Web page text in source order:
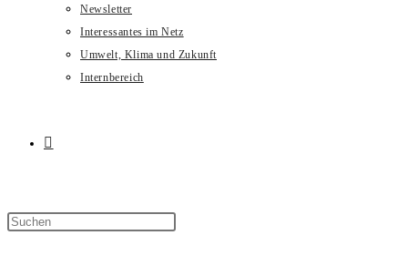
Newsletter
Interessantes im Netz
Umwelt, Klima und Zukunft
Internbereich
Website-